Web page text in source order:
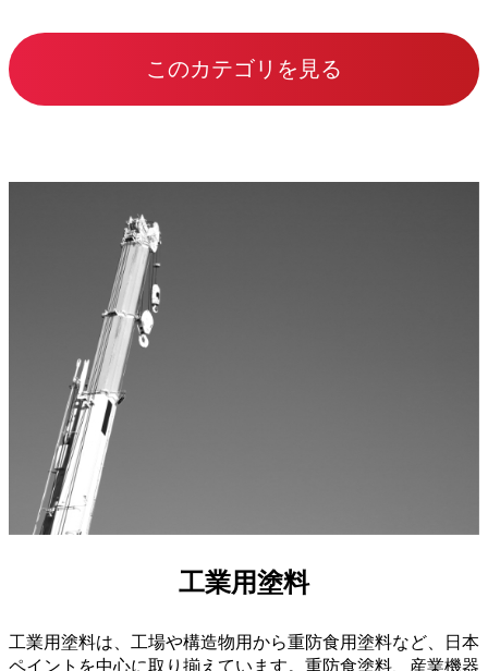
このカテゴリを見る
工業用塗料
工業用塗料は、工場や構造物用から重防食用塗料など、日本
ペイントを中心に取り揃えています。重防食塗料、産業機器